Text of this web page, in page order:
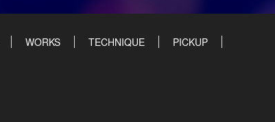
WORKS TECHNIQUE
PICKUP